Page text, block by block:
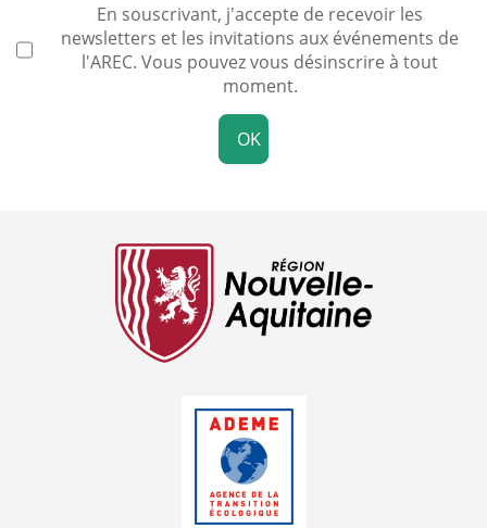
En souscrivant, j'accepte de recevoir les
newsletters et les invitations aux événements de
l'AREC. Vous pouvez vous désinscrire à tout
moment.